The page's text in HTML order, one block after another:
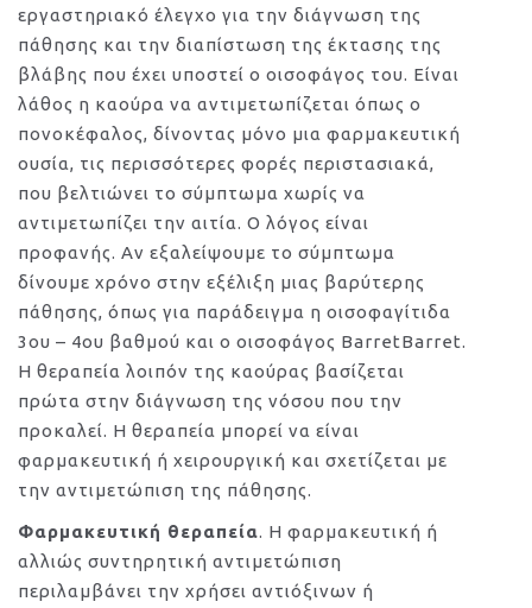
εργαστηριακό έλεγχο για την διάγνωση της
πάθησης και την διαπίστωση της έκτασης της
βλάβης που έχει υποστεί ο οισοφάγος του. Είναι
λάθος η καούρα να αντιμετωπίζεται όπως ο
πονοκέφαλος, δίνοντας μόνο μια φαρμακευτική
ουσία, τις περισσότερες φορές περιστασιακά,
που βελτιώνει το σύμπτωμα χωρίς να
αντιμετωπίζει την αιτία. Ο λόγος είναι
προφανής. Αν εξαλείψουμε το σύμπτωμα
δίνουμε χρόνο στην εξέλιξη μιας βαρύτερης
πάθησης, όπως για παράδειγμα η οισοφαγίτιδα
3ου – 4ου βαθμού και ο οισοφάγος BarretBarret.
Η θεραπεία λοιπόν της καούρας βασίζεται
πρώτα στην διάγνωση της νόσου που την
προκαλεί. Η θεραπεία μπορεί να είναι
φαρμακευτική ή χειρουργική και σχετίζεται με
την αντιμετώπιση της πάθησης.
Φαρμακευτική θεραπεία. Η φαρμακευτική ή
αλλιώς συντηρητική αντιμετώπιση
περιλαμβάνει την χρήσει αντιόξινων ή